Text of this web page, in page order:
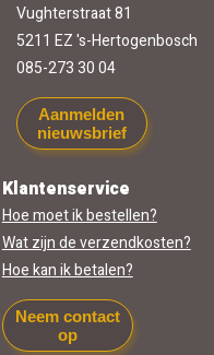
Vughterstraat 81
5211 EZ 's-Hertogenbosch
085-273 30 04
Aanmelden
nieuwsbrief
Klantenservice
Hoe moet ik bestellen?
Wat zijn de verzendkosten?
Hoe kan ik betalen?
Neem contact
op